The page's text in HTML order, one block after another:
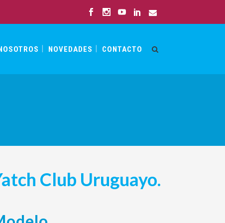
NOVEDADES CONTACTO
Club Uruguayo.